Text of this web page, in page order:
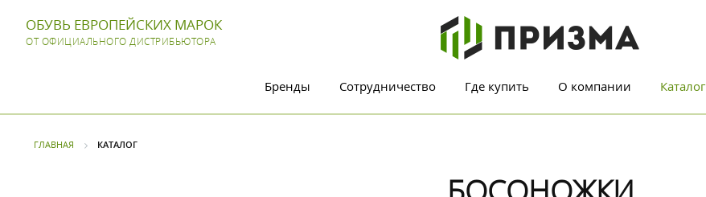
ОБУВЬ ЕВРОПЕЙСКИХ МАРОК
ОТ ОФИЦИАЛЬНОГО ДИСТРИБЬЮТОРА
Бренды Сотрудничество Где купить О компании Каталог
ГЛАВНАЯ КАТАЛОГ